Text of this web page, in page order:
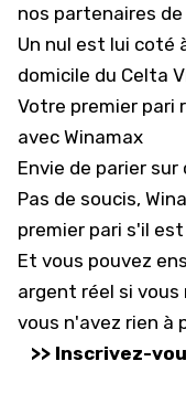
nos partenaires de
Un nul est lui coté
domicile du Celta
Votre premier pari
avec Winamax
Envie de parier
Pas de soucis,
premier pari s'il
Et vous pouvez
argent réel si vous
vous n'avez rien à
>> Inscrivez-